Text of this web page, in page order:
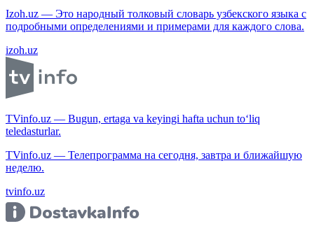
Izoh.uz — Это народный толковый словарь узбекского языка с
подробными определениями и примерами для каждого слова.
izoh.uz
TVinfo.uz — Bugun, ertaga va keyingi hafta uchun to‘liq
teledasturlar.
TVinfo.uz — Телепрограмма на сегодня, завтра и ближайшую
неделю.
tvinfo.uz